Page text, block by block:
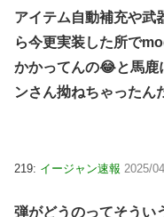
アイテム自動補充や武
ら今更実装した所で
かかってんの😂と馬鹿
ンさん拗ねちゃったん
219: イージャン速報 2025/
弾がどうのってそうい